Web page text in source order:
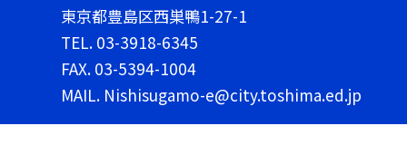
東京都豊島区西巣鴨1-27-1
TEL. 03-3918-6345
FAX. 03-5394-1004
MAIL. Nishisugamo-e@city.toshima.ed.jp